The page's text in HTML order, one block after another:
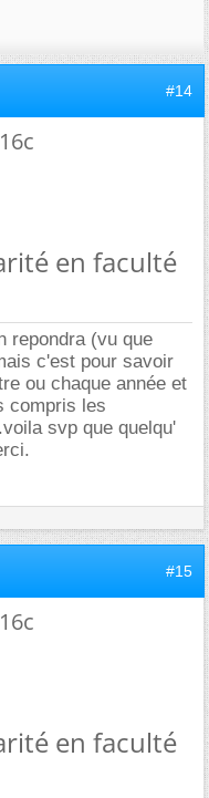
#14
en faculté
repondra (vu que
c'est pour savoir
ou chaque année et
compris les
svp que quelqu'
#15
en faculté